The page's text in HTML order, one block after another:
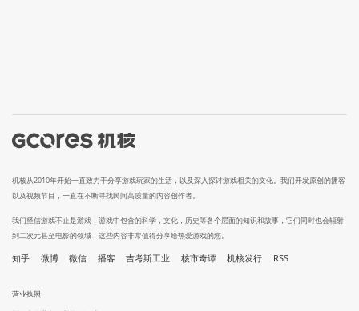
机核从2010年开始一直致力于分享游戏玩家的生活，以及深入探讨游戏相关的文化。我们开发原创的播客
以及视频节目，一直在不断寻找民间高质量的内容创作者。
我们坚信游戏不止是游戏，游戏中包含的科学，文化，历史等各个层面的知识和故事，它们同时也会辐射
到二次元甚至电影的领域，这些内容非常值得分享给热爱游戏的您。
知乎 微博 微信 播客 吉考斯工业 核市奇谭 机核发行 RSS
营业执照